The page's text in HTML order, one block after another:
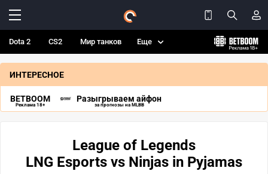
Dota 2 CS2 Мир танков Еще
ИНТЕРЕСНОЕ
BETBOOM
Реклама 18+
Разыгрываем айфон
за прогнозы на MLBB
League of Legends
LNG Esports vs Ninjas in Pyjamas